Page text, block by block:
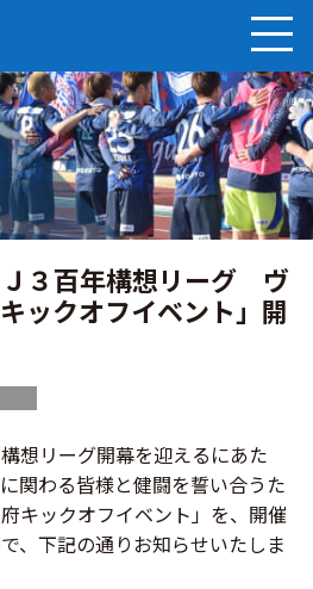
Ｊ３百年構想リーグ ヴ
ックオフイベント」開
想リーグ開幕を迎えるにあた
関わる皆様と健闘を誓い合うた
キックオフイベント」を、開催
、下記の通りお知らせいたしま